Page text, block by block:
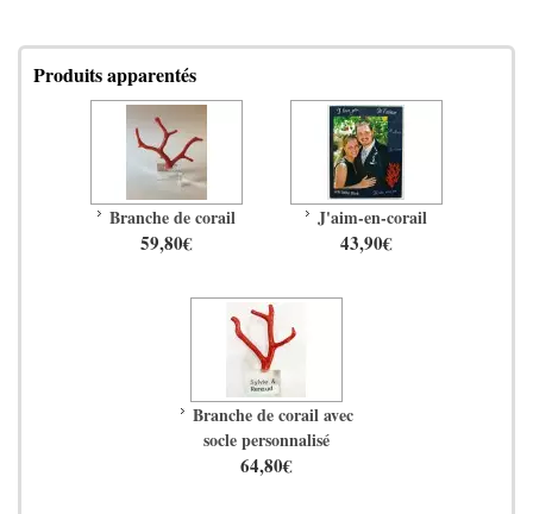
Produits apparentés
Branche de corail
59,80€
J'aim-en-corail
43,90€
Branche de corail avec
socle personnalisé
64,80€